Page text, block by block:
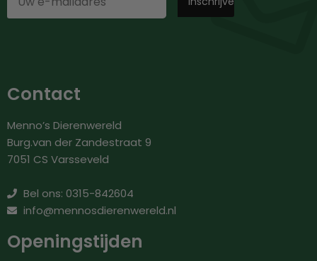
Contact
Menno’s Dierenwereld
Burg.van der Zandestraat 9
7051 CS Varsseveld
Bel ons: 0315-842604
info@mennosdierenwereld.nl
Openingstijden